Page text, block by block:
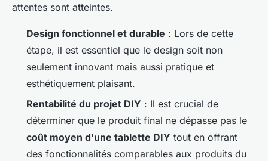
attentes sont atteintes.
Design fonctionnel et durable : Lors de cette
étape, il est essentiel que le design soit non
seulement innovant mais aussi pratique et
esthétiquement plaisant.
Rentabilité du projet DIY : Il est crucial de
déterminer que le produit final ne dépasse pas le
coût moyen d'une tablette DIY tout en offrant
des fonctionnalités comparables aux produits du